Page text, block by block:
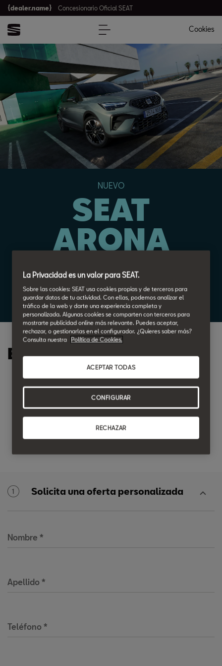
{dealer.name} Concesionario Oficial SEAT
Cookies
NUEVO
SEAT
ARONA
Por 130€/mes*
48 cuotas. Entrada 3.637€
Cuota final 13.861,82€
Equipamiento:
Intelligent Pack
Edge Pack
1 Solicita una oferta personalizada
Nombre *
Apellido *
Teléfono *
La Privacidad es un valor para SEAT.
Sobre las cookies: SEAT usa cookies propias y de terceros para
guardar datos de tu actividad. Con ellas, podemos analizar el
tráfico de la web y darte una experiencia completa y
personalizada. Algunas cookies se comparten con terceros para
mostrarte publicidad online más relevante. Puedes aceptar,
rechazar, o gestionarlas en el configurador. ¿Quieres saber más?
Consulta nuestra
Política de Cookies.
RECHAZAR
ACEPTAR TODAS
CONFIGURAR